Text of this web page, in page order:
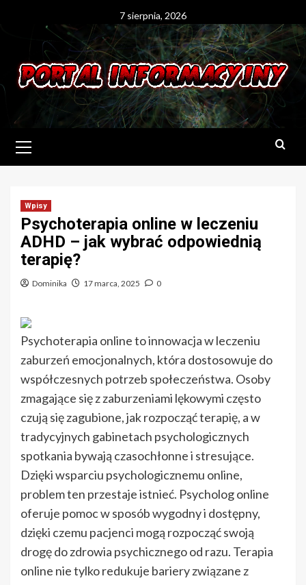
7 sierpnia, 2026
Menu
Wpisy
Psychoterapia online w leczeniu
ADHD – jak wybrać odpowiednią
terapię?
Dominika 17 marca, 2025 0
Psychoterapia online to innowacja w leczeniu
zaburzeń emocjonalnych, która dostosowuje do
współczesnych potrzeb społeczeństwa. Osoby
zmagające się z zaburzeniami lękowymi często
czują się zagubione, jak rozpocząć terapię, a w
tradycyjnych gabinetach psychologicznych
spotkania bywają czasochłonne i stresujące.
Dzięki wsparciu psychologicznemu online,
problem ten przestaje istnieć. Psycholog online
oferuje pomoc w sposób wygodny i dostępny,
dzięki czemu pacjenci mogą rozpocząć swoją
drogę do zdrowia psychicznego od razu. Terapia
online nie tylko redukuje bariery związane z